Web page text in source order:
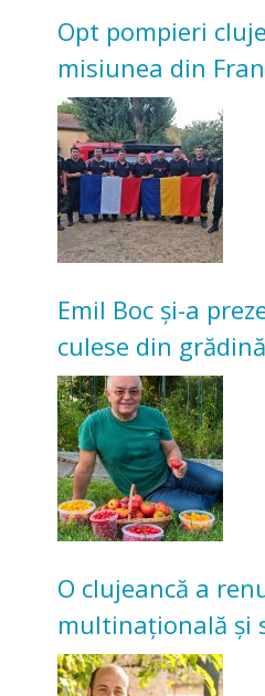
Opt pompieri
misiunea din
incendii de
Emil Boc și-a
culese din
nu poate oferi
O clujeancă a
multinațională și
Acum cultivă